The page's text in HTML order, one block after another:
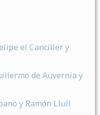
el Canciller y
de Auvernia y
y Ramón Llull